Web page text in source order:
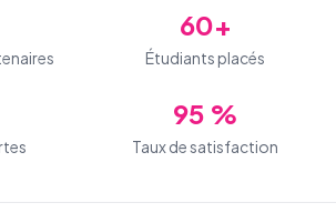
60+
Étudiants placés
95 %
Taux de satisfaction